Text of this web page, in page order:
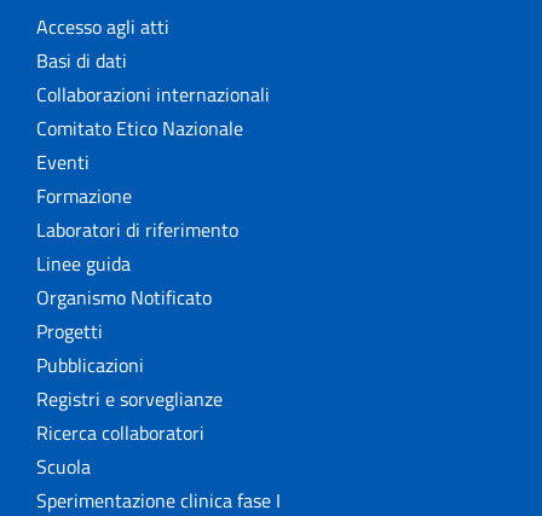
Accesso agli atti
Basi di dati
Collaborazioni internazionali
Comitato Etico Nazionale
Eventi
Formazione
Laboratori di riferimento
Linee guida
Organismo Notificato
Progetti
Pubblicazioni
Registri e sorveglianze
Ricerca collaboratori
Scuola
Sperimentazione clinica fase I